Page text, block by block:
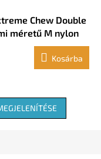
Chew Double
méretű M nylon
Kosárba